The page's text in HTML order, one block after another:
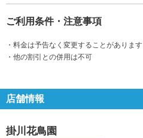
ご利用条件・注意事項
・料金は予告なく変更することがあります
・他の割引との併用は不可
店舗情報
掛川花鳥園